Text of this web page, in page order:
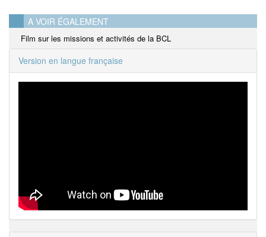
A VOIR ÉGALEMENT
Film sur les missions et activités de la BCL
Version en langue française